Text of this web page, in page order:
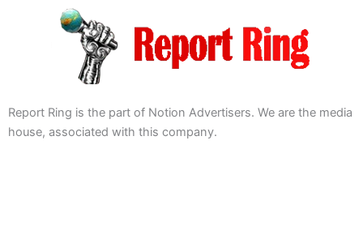
Report Ring is the part of Notion Advertisers. We are the media
house, associated with this company.